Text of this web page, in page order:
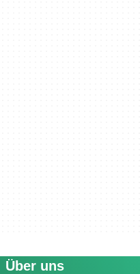
Über uns